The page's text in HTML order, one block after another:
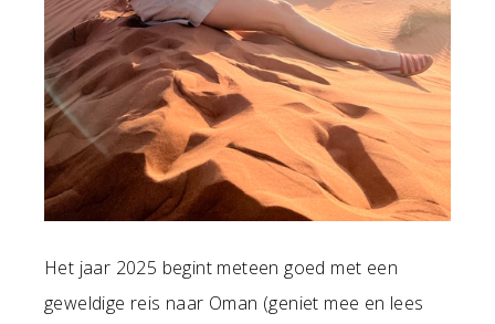
Het jaar 2025 begint meteen goed met een
geweldige reis naar Oman (geniet mee en lees